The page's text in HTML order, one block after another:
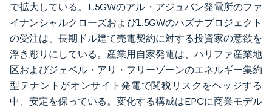
で拡大している。1.5GWのアル・アジュバン発電所のファ
イナンシャルクローズおよび1.5GWのハズナプロジェクト
の受注は、長期ドル建て売電契約に対する投資家の意欲を
浮き彫りにしている。産業用自家発電は、ハリファ産業地
区およびジェベル・アリ・フリーゾーンのエネルギー集約
型テナントがオンサイト発電で関税リスクをヘッジする
中、安定を保っている。変化する構成はEPCに商業モデル